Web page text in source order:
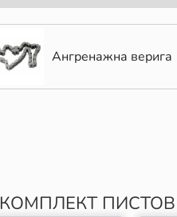
Ангренажна верига
КОМПЛЕКТ ПИСТОВ